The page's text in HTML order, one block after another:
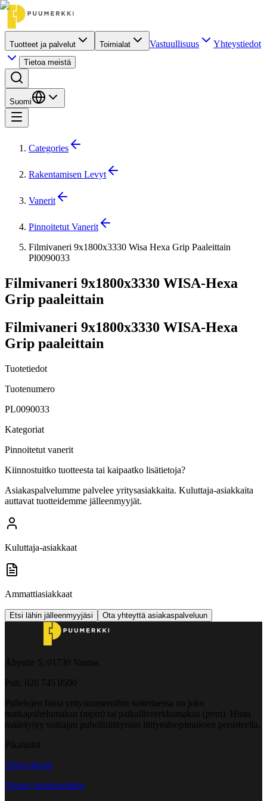
Tuotteet ja palvelut Toimialat Vastuullisuus Yhteystiedot
Tietoa meistä
Suomi
Categories
Rakentamisen Levyt
Vanerit
Pinnoitetut Vanerit
Filmivaneri 9x1800x3330 Wisa Hexa Grip Paaleittain
Pl0090033
Filmivaneri 9x1800x3330 WISA-Hexa
Grip paaleittain
Filmivaneri 9x1800x3330 WISA-Hexa
Grip paaleittain
Tuotetiedot
Tuotenumero
PL0090033
Kategoriat
Pinnoitetut vanerit
Kiinnostuitko tuotteesta tai kaipaatko lisätietoja?
Asiakaspalvelumme palvelee yritysasiakkaita. Kuluttaja-asiakkaita
auttavat tuotteidemme jälleenmyyjät.
Kuluttaja-asiakkaat
Ammattiasiakkaat
Etsi lähin jälleenmyyjäsi Ota yhteyttä asiakaspalveluun
Åbyntie 5, 01730 Vantaa
Puh. 020 745 0500
Puhelujen hinta yritysnumeroihin soitettaessa on joko
matkapuhelumaksu (mpm) tai paikallisverkkomaksu (pvm). Hinta
määräytyy soittajan puhelinliittymän liittymäsopimuksen perusteella.
Pikalinkit
Yhteystiedot
Yleiset toimitusehdot